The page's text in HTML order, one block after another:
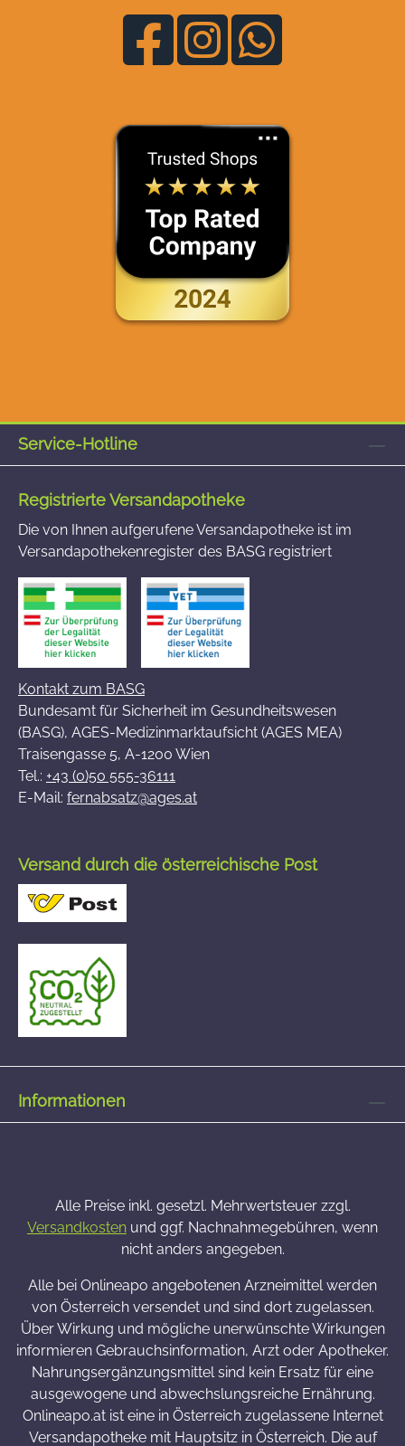
Service-Hotline
Registrierte Versandapotheke
Die von Ihnen aufgerufene Versandapotheke ist im
Versandapothekenregister des BASG registriert
Kontakt zum BASG
Bundesamt für Sicherheit im Gesundheitswesen
(BASG), AGES-Medizinmarktaufsicht (AGES MEA)
Traisengasse 5, A-1200 Wien
Tel.: +43 (0)50 555-36111
E-Mail: fernabsatz@ages.at
Versand durch die österreichische Post
Informationen
Alle Preise inkl. gesetzl. Mehrwertsteuer zzgl.
Versandkosten und ggf. Nachnahmegebühren, wenn
nicht anders angegeben.
Alle bei Onlineapo angebotenen Arzneimittel werden
von Österreich versendet und sind dort zugelassen.
Über Wirkung und mögliche unerwünschte Wirkungen
informieren Gebrauchsinformation, Arzt oder Apotheker.
Nahrungsergänzungsmittel sind kein Ersatz für eine
ausgewogene und abwechslungsreiche Ernährung.
Onlineapo.at ist eine in Österreich zugelassene Internet
Versandapotheke mit Hauptsitz in Österreich. Die auf